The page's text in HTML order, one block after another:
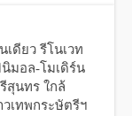
เดียว รีโนเวท
มอล-โมเดิร์น
สุนทร ใกล้
เทพกระษัตรีฯ